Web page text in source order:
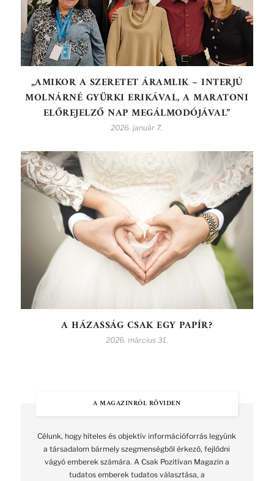
„AMIKOR A SZERETET ÁRAMLIK – INTERJÚ
MOLNÁRNÉ GYÜRKI ERIKÁVAL, A MARATONI
ELŐREJELZŐ NAP MEGÁLMODÓJÁVAL”
2026. január 7.
A HÁZASSÁG CSAK EGY PAPÍR?
2026. március 31.
A MAGAZINRÓL RÖVIDEN
Célunk, hogy hiteles és objektív információforrás legyünk
a társadalom bármely szegmenségből érkező, fejlődni
vágyó emberek számára. A Csak Pozitívan Magazin a
tudatos emberek tudatos választása, a